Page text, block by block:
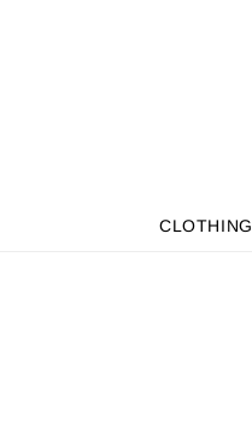
CLOTHING